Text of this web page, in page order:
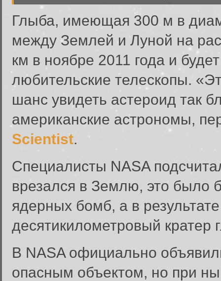
Глыба, имеющая 300 м в
между Землей и Луной на
км в ноябре 2011 года и
любительские телескопы.
шанс увидеть астероид так
американские астрономы,
Scientist.
Специалисты NASA
врезался в Землю, это было
ядерных бомб, а в
десятикилометровый кратер
В NASA официально
опасным объектом, но при